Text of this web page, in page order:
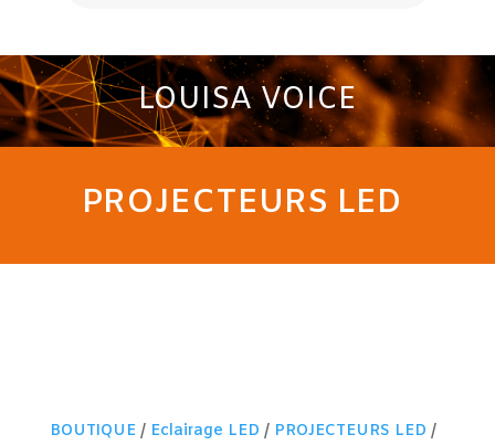
LOUISA VOICE
PROJECTEURS LED
BOUTIQUE/ Eclairage LED / PROJECTEURS LED /